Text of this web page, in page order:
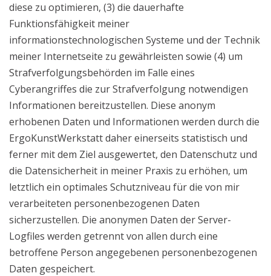
diese zu optimieren, (3) die dauerhafte
Funktionsfähigkeit meiner
informationstechnologischen Systeme und der Technik
meiner Internetseite zu gewährleisten sowie (4) um
Strafverfolgungsbehörden im Falle eines
Cyberangriffes die zur Strafverfolgung notwendigen
Informationen bereitzustellen. Diese anonym
erhobenen Daten und Informationen werden durch die
ErgoKunstWerkstatt daher einerseits statistisch und
ferner mit dem Ziel ausgewertet, den Datenschutz und
die Datensicherheit in meiner Praxis zu erhöhen, um
letztlich ein optimales Schutzniveau für die von mir
verarbeiteten personenbezogenen Daten
sicherzustellen. Die anonymen Daten der Server-
Logfiles werden getrennt von allen durch eine
betroffene Person angegebenen personenbezogenen
Daten gespeichert.